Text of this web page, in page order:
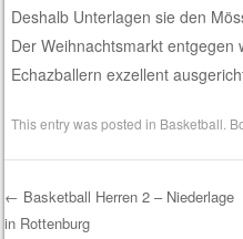
Deshalb Unterlagen sie den
Der Weihnachtsmarkt
Echazballern exzellent
This entry was posted in Basketball .
← Basketball Herren 2 – Niederlage
in Rottenburg